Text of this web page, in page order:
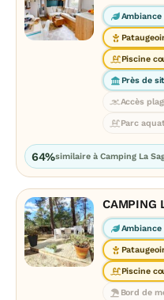
Piscine
Près de
Accès
Parc
64%similaire à Camping La
CAMPING
Piscine
Bord de